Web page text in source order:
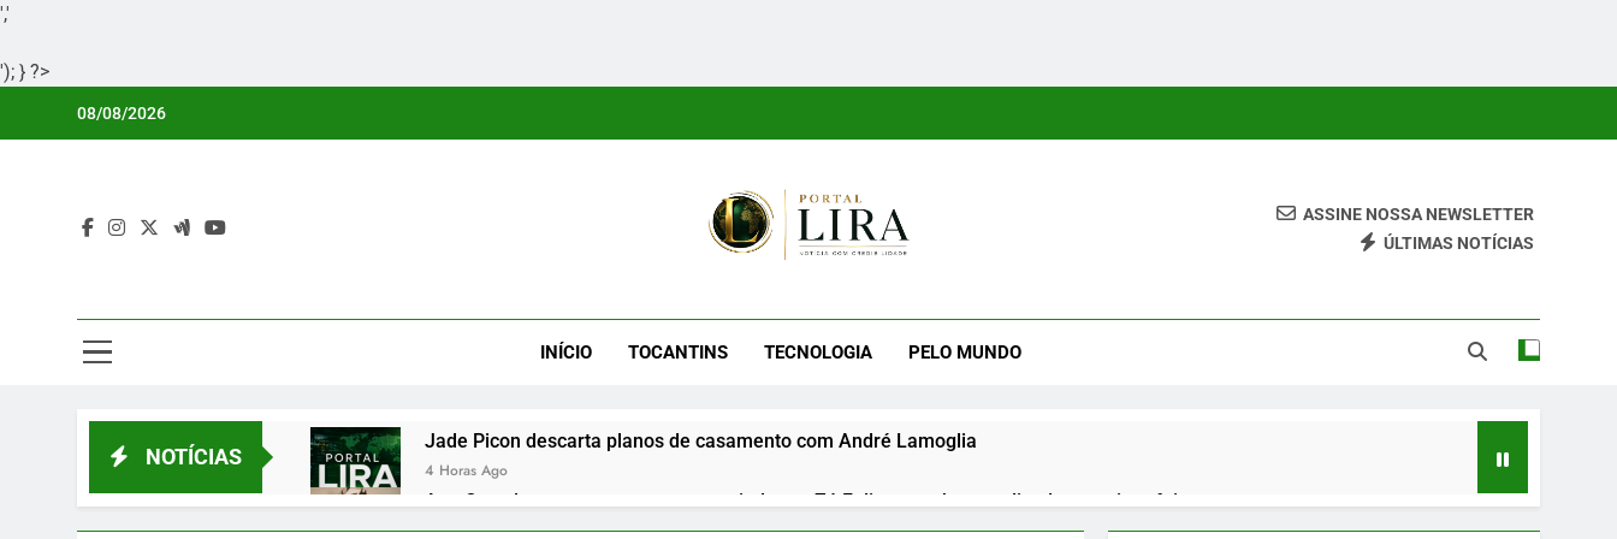
','
'); } ?>
08/08/2026
E Uma Boa Experiência Para O Leitor.
ASSINE NOSSA NEWSLETTER
ÚLTIMAS NOTÍCIAS
INÍCIO TOCANTINS TECNOLOGIA PELO MUNDO
NOTÍCIAS
Jade Picon descarta planos de casamento com André Lamoglia
4 Horas Ago
Ana Castela reage a mensagem enviada por Zé Felipe em show realizado na quinta-feira
4 Horas Ago